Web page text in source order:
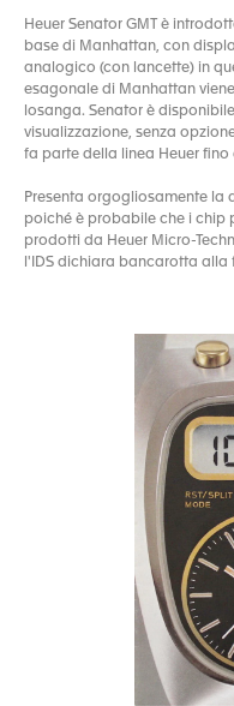
Heuer Senator GMT è
base di Manhattan, con
analogico (con lancette) in
esagonale di Manhattan
losanga. Senator è
visualizzazione, senza
fa parte della linea Heuer fino
Presenta orgogliosamente la
poiché è probabile che i chip
prodotti da Heuer Micro-
l'IDS dichiara bancarotta alla